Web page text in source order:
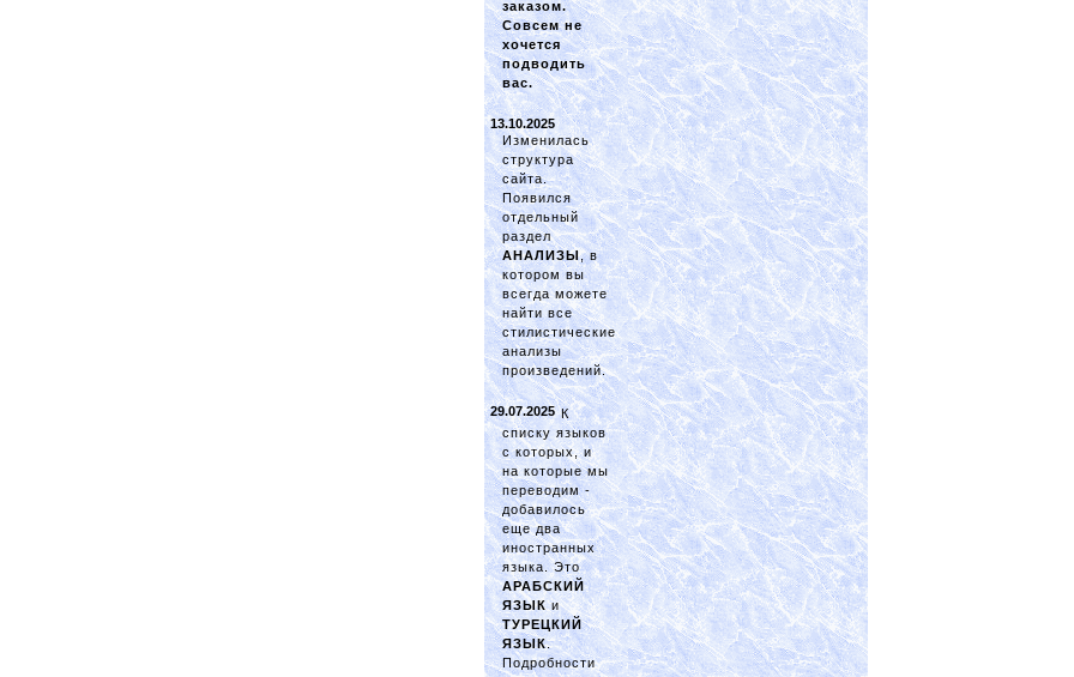
заказом.
Совсем не
хочется
подводить
вас.
13.10.2025
Изменилась
структура
сайта.
Появился
отдельный
раздел
АНАЛИЗЫ, в
котором вы
всегда можете
найти все
стилистические
анализы
произведений.
29.07.2025 К
списку языков
с которых, и
на которые мы
переводим -
добавилось
еще два
иностранных
языка. Это
АРАБСКИЙ
ЯЗЫКи
ТУРЕЦКИЙ
ЯЗЫК.
Подробности